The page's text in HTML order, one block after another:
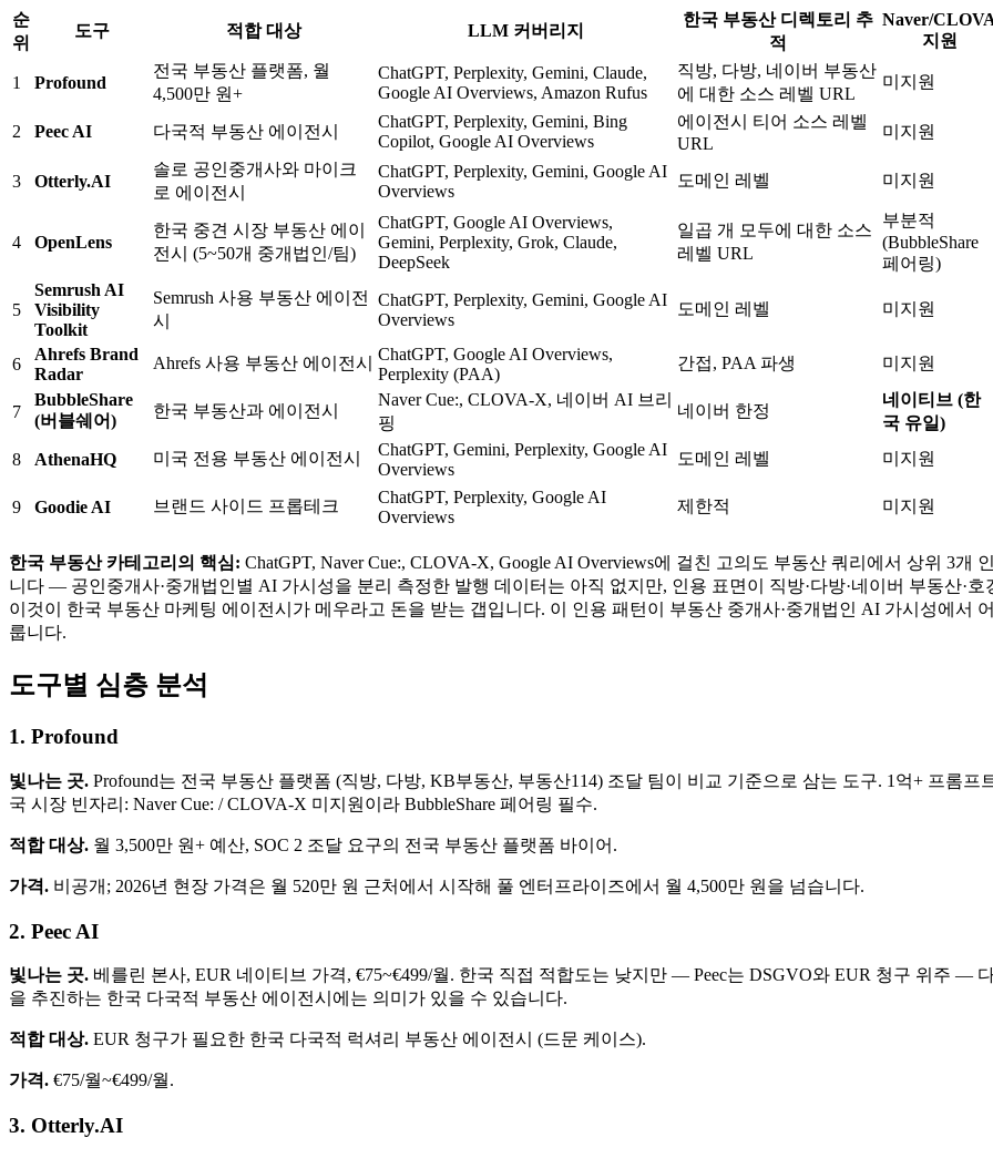
순
위
도구 적합 대상 LLM 커버리지
한국 부동산 디렉토리 추
적
Naver/
지원
1 Profound
전국 부동산 플랫폼, 월
4,500만 원+
ChatGPT, Perplexity, Gemini, Claude,
Google AI Overviews, Amazon Rufus
직방, 다방, 네이버 부동산
에 대한 소스 레벨 URL
미지원
2 Peec AI 다국적 부동산 에이전시
ChatGPT, Perplexity, Gemini, Bing
Copilot, Google AI Overviews
에이전시 티어 소스 레벨
URL
미지원
3 Otterly.AI
솔로 공인중개사와 마이크
로 에이전시
ChatGPT, Perplexity, Gemini, Google AI
Overviews
도메인 레벨 미지원
4 OpenLens
한국 중견 시장 부동산 에이
전시 (5~50개 중개법인/팀)
ChatGPT, Google AI Overviews,
Gemini, Perplexity, Grok, Claude,
DeepSeek
일곱 개 모두에 대한 소스
레벨 URL
부분적
(BubbleShare
페어링)
5
Semrush AI
Visibility
Toolkit
Semrush 사용 부동산 에이전
시
ChatGPT, Perplexity, Gemini, Google AI
Overviews
도메인 레벨 미지원
6
Ahrefs Brand
Radar
Ahrefs 사용 부동산 에이전시 ChatGPT, Google AI Overviews,
Perplexity (PAA)
간접, PAA 파생 미지원
7
BubbleShare
(버블쉐어)
한국 부동산과 에이전시
Naver Cue:, CLOVA-X, 네이버 AI 브리
핑
네이버 한정
네이티브 (한
국 유일)
8
AthenaHQ 미국 전용 부동산 에이전시
ChatGPT, Gemini, Perplexity, Google AI
Overviews
도메인 레벨 미지원
9 Goodie AI 브랜드 사이드 프롭테크
ChatGPT, Perplexity, Google AI
Overviews
제한적 미지원
한국 부동산 카테고리의 핵심: ChatGPT, Naver Cue:, CLOVA-X, Google AI Overviews에 걸친 고의도 부동산 쿼리에서 상위 3
니다 — 공인중개사·중개법인별 AI 가시성을 분리 측정한 발행 데이터는 아직 없지만, 인용 표면이 직방·다방·네이버 부동산·
이것이 한국 부동산 마케팅 에이전시가 메우라고 돈을 받는 갭입니다. 이 인용 패턴이 부동산 중개사·중개법인 AI 가시성에서
룹니다.
도구별 심층 분석
1. Profound
빛나는 곳. Profound는 전국 부동산 플랫폼 (직방, 다방, KB부동산, 부동산114) 조달 팀이 비교 기준으로 삼는 도구. 1억+ 프롬프
국 시장 빈자리: Naver Cue: / CLOVA-X 미지원이라 BubbleShare 페어링 필수.
적합 대상. 월 3,500만 원+ 예산, SOC 2 조달 요구의 전국 부동산 플랫폼 바이어.
가격. 비공개; 2026년 현장 가격은 월 520만 원 근처에서 시작해 풀 엔터프라이즈에서 월 4,500만 원을 넘습니다.
2. Peec AI
빛나는 곳. 베를린 본사, EUR 네이티브 가격, €75~€499/월. 한국 직접 적합도는 낮지만 — Peec는 DSGVO와 EUR 청구 위주 —
을 추진하는 한국 다국적 부동산 에이전시에는 의미가 있을 수 있습니다.
적합 대상. EUR 청구가 필요한 한국 다국적 럭셔리 부동산 에이전시 (드문 케이스).
가격. €75/월~€499/월.
3. Otterly.AI